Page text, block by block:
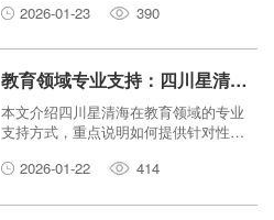
文介绍其服务如何助力初创企业快速落
2026-01-23 390
教育领域专业支持：四川星清海如何提供针对性咨询？
本文介绍四川星清海在教育领域的专业
支持方式，重点说明如何提供针对性咨
特价值。
2026-01-22 414